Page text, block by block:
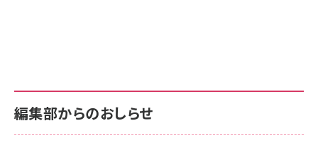
￥880
anan(アンアン)2026/06/24号 No.2500増刊
スペシャルエディション[王道エンタメの矜持／
サポート正規品 メーカー保証5年 KLMEA128G
NIMASO ガラスフィルム iPhone 17 用 保護フィ
サポート正規品 メーカー保証5年 KLMEA128G
Amazon eギフトカード - Amazonロゴ - クラ
編集部からのおしらせ